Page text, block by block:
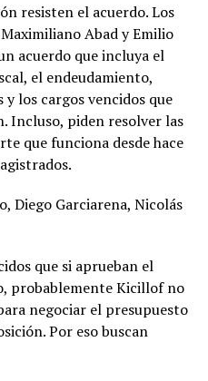
resisten el acuerdo. Los
Abad y Emilio
acuerdo que incluya el
el endeudamiento,
los cargos vencidos que
Incluso, piden resolver las
que funciona desde hace
Diego Garciarena, Nicolás
que si aprueban el
probablemente Kicillof no
negociar el presupuesto
Por eso buscan